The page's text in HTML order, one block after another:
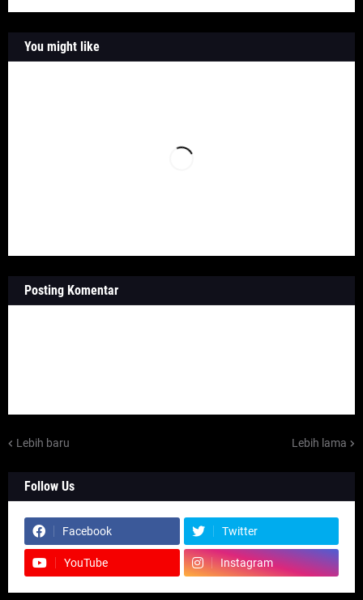
You might like
Posting Komentar
Lebih baru Lebih lama
Follow Us
Facebook Twitter
YouTube Instagram